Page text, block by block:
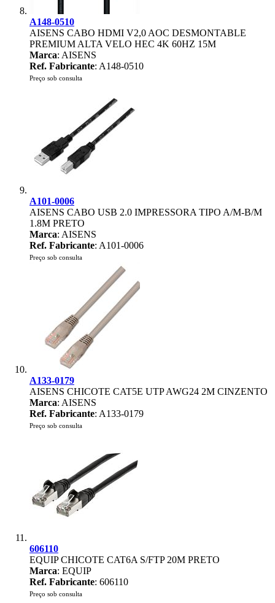
A148-0510
AISENS CABO HDMI V2,0 AOC DESMONTABLE
PREMIUM ALTA VELO HEC 4K 60HZ 15M
Marca: AISENS
Ref. Fabricante: A148-0510
Preço sob consulta
A101-0006
AISENS CABO USB 2.0 IMPRESSORA TIPO A/M-B/M
1.8M PRETO
Marca: AISENS
Ref. Fabricante: A101-0006
Preço sob consulta
A133-0179
AISENS CHICOTE CAT5E UTP AWG24 2M CINZENTO
Marca: AISENS
Ref. Fabricante: A133-0179
Preço sob consulta
606110
EQUIP CHICOTE CAT6A S/FTP 20M PRETO
Marca: EQUIP
Ref. Fabricante: 606110
Preço sob consulta